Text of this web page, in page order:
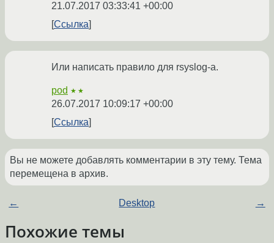
21.07.2017 03:33:41 +00:00
Ссылка
Или написать правило для rsyslog-а.
pod ★★
26.07.2017 10:09:17 +00:00
Ссылка
Вы не можете добавлять комментарии в эту тему. Тема
перемещена в архив.
← Desktop →
Похожие темы